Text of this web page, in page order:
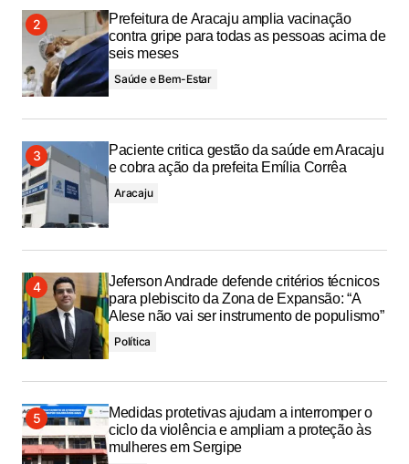
Prefeitura de Aracaju amplia vacinação
contra gripe para todas as pessoas acima de
seis meses
Saúde e Bem-Estar
Paciente critica gestão da saúde em Aracaju
e cobra ação da prefeita Emília Corrêa
Aracaju
Jeferson Andrade defende critérios técnicos
para plebiscito da Zona de Expansão: “A
Alese não vai ser instrumento de populismo”
Política
Medidas protetivas ajudam a interromper o
ciclo da violência e ampliam a proteção às
mulheres em Sergipe